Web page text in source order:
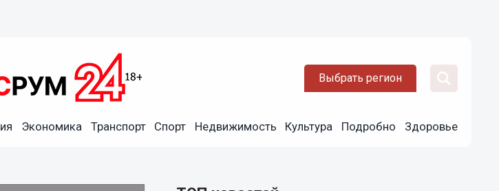
Выбрать регион
Экономика Транспорт Спорт Недвижимость Культура Подробно Здоровье